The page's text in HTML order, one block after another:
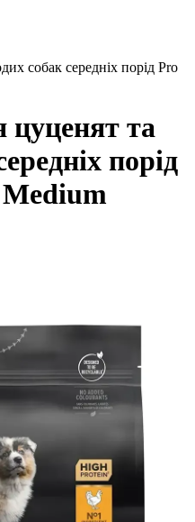
собак середніх порід Pro
та
порід